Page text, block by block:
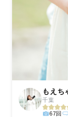
もえち
千葉
67回